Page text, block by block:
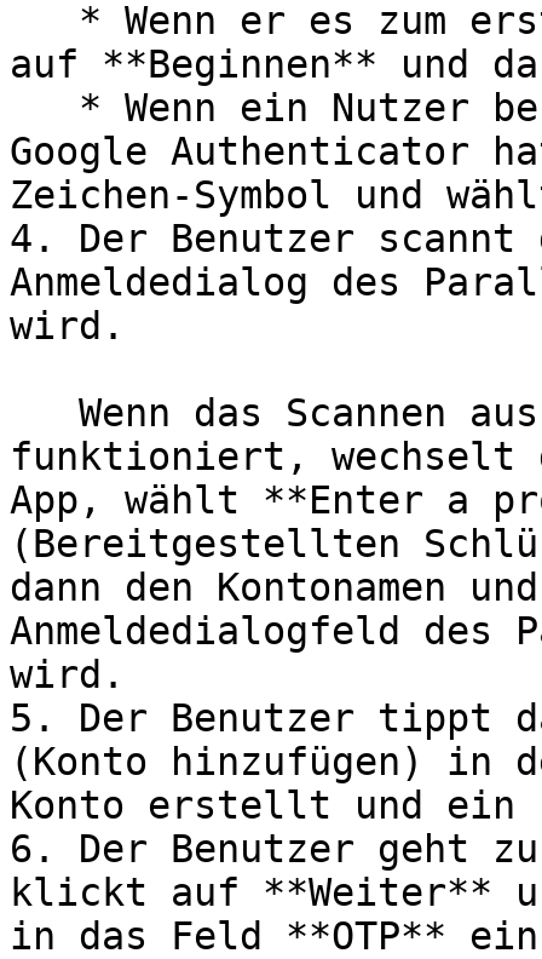
auf **Beginnen** und
Google Authenticator
Zeichen-Symbol und
4. Der Benutzer scannt
Anmeldedialog des
wird.
funktioniert, wechselt
App, wählt **Enter a
(Bereitgestellten
dann den Kontonamen
Anmeldedialogfeld
wird.
5. Der Benutzer tippt
(Konto hinzufügen) in
Konto erstellt und ein
6. Der Benutzer geht
klickt auf **Weiter**
in das Feld **OTP**